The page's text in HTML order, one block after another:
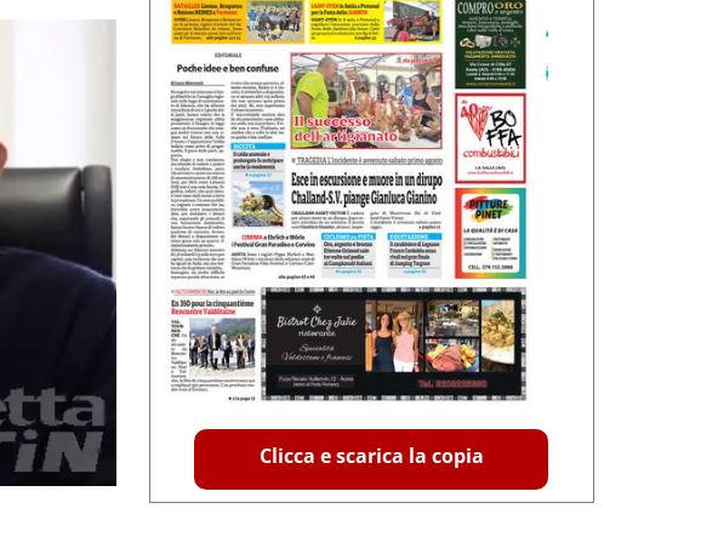
Clicca e scarica la copia